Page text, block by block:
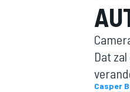
Dat
Casper